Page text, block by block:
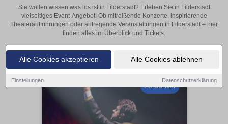
Alle Cookies akzeptieren Alle Cookies ablehnen
Einstellungen Datenschutzerklärung
Sie wollen wissen was los ist in Filderstadt? Erleben Sie in Filderstadt
vielseitiges Event-Angebot! Ob mitreißende Konzerte, inspirierende
Theateraufführungen oder aufregende Veranstaltungen in Filderstadt – hier
finden alles im Überblick und Tickets.
20:00 Uhr